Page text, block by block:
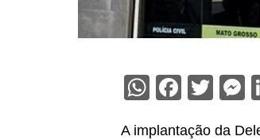
A implantação da